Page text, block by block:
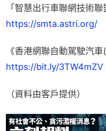
「智慧出行車聯網技術聯
https://smta.astri.org/
《香港網聯自動駕駛汽
https://bit.ly/3TW4mZV
（資料由客戶提供）